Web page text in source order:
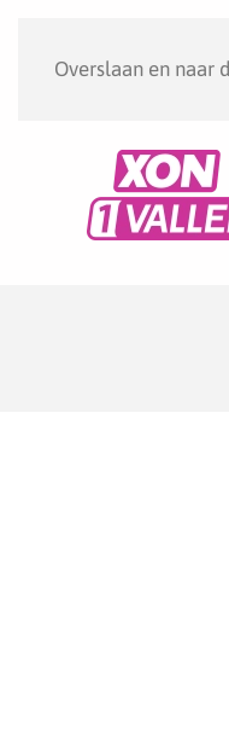
Overslaan en naar